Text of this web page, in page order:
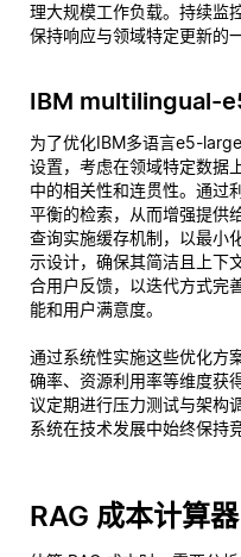
理大规模工作负载。持续监
保持响应与领域特定更新的
IBM multilingual-
为了优化IBM多语言e5-
设置，考虑在领域特定数据
中的相关性和连贯性。通过
平衡的检索，从而增强提供
查询实施缓存机制，以最小
示设计，确保其简洁且上下
合用户反馈，以迭代方式完
能和用户满意度。
通过系统性实施这些优化方
确率、资源利用率等维度获
议定期进行压力测试与架构
系统在技术发展中始终保持
RAG 成本计算器